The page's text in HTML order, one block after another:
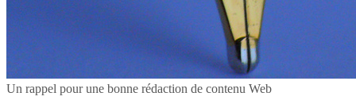
Un rappel pour une bonne rédaction de contenu Web